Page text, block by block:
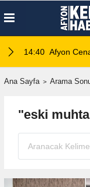
14:35
Ana Sayfa Arama
"eski